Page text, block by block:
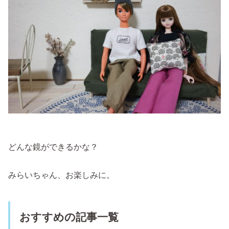
どんな鏡ができるかな？
みらいちゃん、お楽しみに。
おすすめの記事一覧